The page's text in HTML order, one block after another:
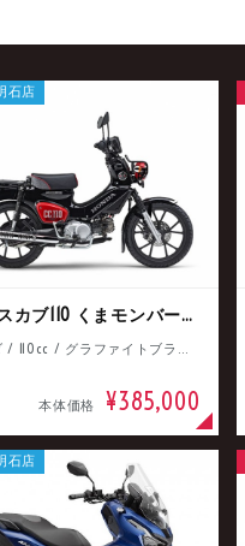
クロスカブ110 くまモンバージョン
ホンダ / 110cc / グラファイトブラック
本体価格 ¥385,000
石店
石店